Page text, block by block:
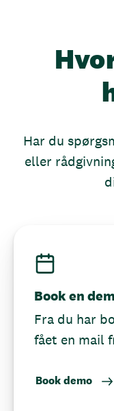
Har du
eller
Book en
Fra du har
fået en mail
Book demo